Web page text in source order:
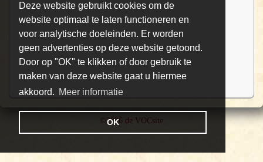
Deze website gebruikt cookies om de
website optimaal te laten functioneren en
voor analytische doeleinden. Er worden
geen advertenties op deze website getoond.
Door op "OK" te klikken of door gebruik te
maken van deze website gaat u hiermee
akkoord. Meer informatie
OK
©2026 de VOCsite